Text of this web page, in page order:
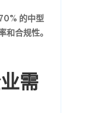
的中型
和合规性。
需